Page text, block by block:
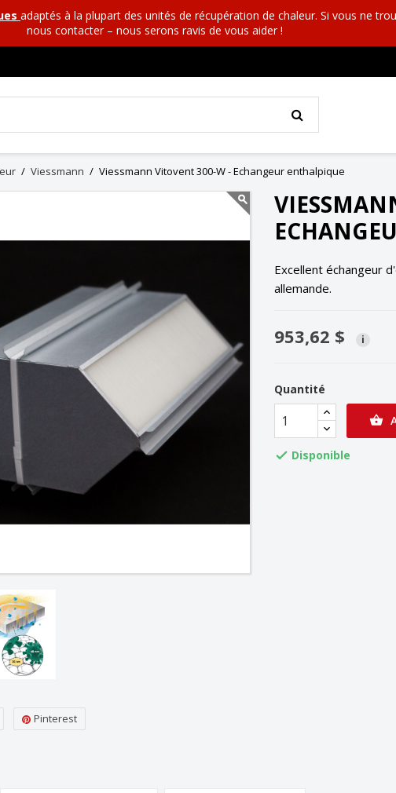
adaptés à la plupart des unités de récupération de chaleur. Si vous ne
nous contacter – nous serons ravis de vous aider !
Viessmann Viessmann Vitovent 300-W - Echangeur enthalpique
Pinterest
Excellent échangeur
allemande.
953,62 $ i
Quantité

 Disponible